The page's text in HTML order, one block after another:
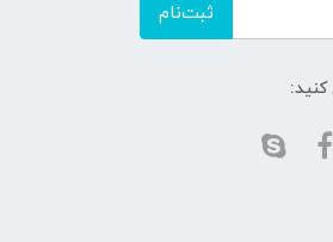
ثبت‌نام
کنید: